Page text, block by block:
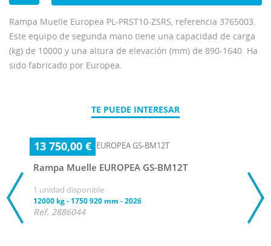
Rampa Muelle Europea PL-PRST10-ZSRS, referencia 3765003.
Este equipo de segunda mano tiene una capacidad de carga
(kg) de 10000 y una altura de elevación (mm) de 890-1640. Ha
sido fabricado por Europea.
TE PUEDE INTERESAR
13 750,00 €
Rampa Muelle EUROPEA GS-BM12T
1 unidad disponible
12000 kg- 1750 920 mm -2026
Ref. 2886044